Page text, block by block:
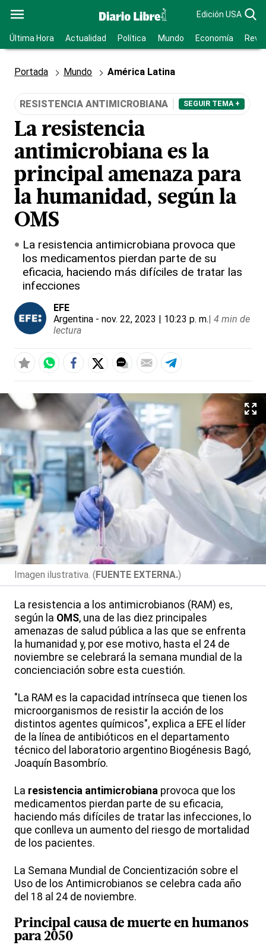
Edición USA
Última Hora Actualidad Política Mundo Economía
Portada Mundo América Latina
RESISTENCIA ANTIMICROBIANA SEGUIR TEMA +
La resistencia
antimicrobiana es la
principal amenaza para
la humanidad, según la
OMS
La resistencia antimicrobiana provoca que
los medicamentos pierdan parte de su
eficacia, haciendo más difíciles de tratar las
infecciones
EFE
Argentina - nov. 22, 2023 | 10:23 p. m.| 4 min de
lectura
Imagen ilustrativa. (FUENTE EXTERNA.)
La resistencia a los antimicrobianos (RAM) es,
según la OMS, una de las diez principales
amenazas de salud pública a las que se enfrenta
la humanidad y, por ese motivo, hasta el 24 de
noviembre se celebrará la semana mundial de la
concienciación sobre esta cuestión.
"La RAM es la capacidad intrínseca que tienen los
microorganismos de resistir la acción de los
distintos agentes químicos", explica a EFE el líder
de la línea de antibióticos en el departamento
técnico del laboratorio argentino Biogénesis Bagó,
Joaquín Basombrío.
La resistencia antimicrobiana provoca que los
medicamentos pierdan parte de su eficacia,
haciendo más difíciles de tratar las infecciones, lo
que conlleva un aumento del riesgo de mortalidad
de los pacientes.
La Semana Mundial de Concientización sobre el
Uso de los Antimicrobianos se celebra cada año
del 18 al 24 de noviembre.
Principal causa de muerte en humanos
para 2050